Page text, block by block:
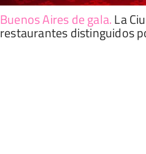
Buenos Aires de gala.La
restaurantes distinguidos